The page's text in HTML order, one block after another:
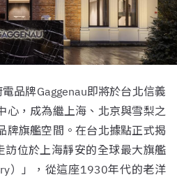
品牌Gaggenau即將於台北信義
心，成為繼上海、北京與雪梨之
牌旗艦空間。在台北據點正式揭
訪位於上海靜安的全球最大旗艦
）」，從這座1930年代的老洋